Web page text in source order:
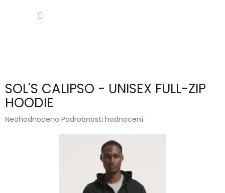
SOL'S CALIPSO - UNISEX FULL-ZIP
HOODIE
Průměrné
Neohodnoceno Podrobnosti hodnocení